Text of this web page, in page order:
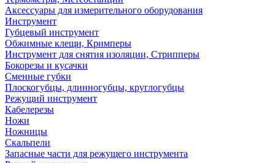
Аксессуары для измерительного оборудования
Инструмент
Губцевый инструмент
Обжимные клещи, Кримперы
Инструмент для снятия изоляции, Стрипперы
Бокорезы и кусачки
Сменные губки
Плоскогубцы, длинногубцы, круглогубцы
Режущий инструмент
Кабелерезы
Ножи
Ножницы
Скальпели
Запасные части для режущего инструмента